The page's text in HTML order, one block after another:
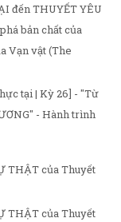
đến THUYẾT YÊU
bản chất của
Vạn vật (The
tại | Kỳ 26] - "Từ
- Hành trình
THẬT của Thuyết
THẬT của Thuyết